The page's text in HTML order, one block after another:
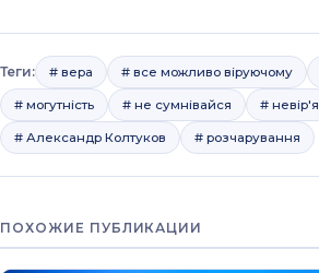
Теги: # вера # все можливо віруючому
# могутність # не сумнівайся # невір'я
# Александр Колтуков # розчарування
ПОХОЖИЕ ПУБЛИКАЦИИ